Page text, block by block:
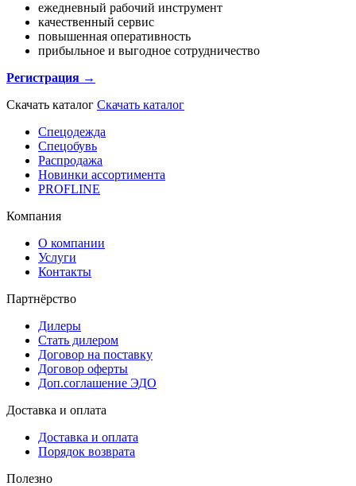
ежедневный рабочий инструмент
качественный сервис
повышенная оперативность
прибыльное и выгодное сотрудничество
Регистрация →
Скачать каталог Скачать каталог
Спецодежда
Спецобувь
Распродажа
Новинки ассортимента
PROFLINE
Компания
О компании
Услуги
Контакты
Партнёрство
Дилеры
Стать дилером
Договор на поставку
Договор оферты
Доп.соглашение ЭДО
Доставка и оплата
Доставка и оплата
Порядок возврата
Полезно